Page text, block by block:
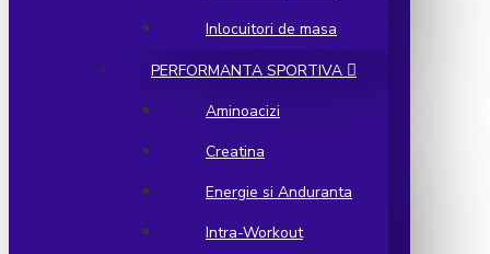
Inlocuitori de masa
PERFORMANTA SPORTIVA
Aminoacizi
Creatina
Energie si Anduranta
Intra-Workout